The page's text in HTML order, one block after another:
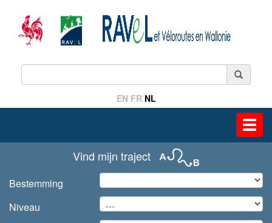
EN FR NL
Vind mijn traject
Bestemming
Niveau